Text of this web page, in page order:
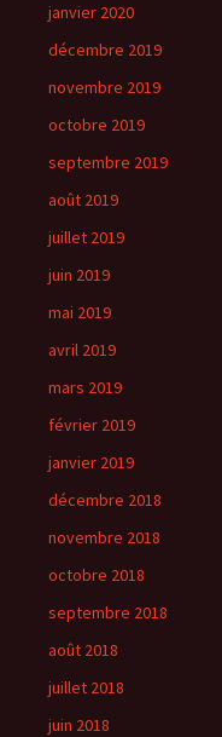
janvier 2020
décembre 2019
novembre 2019
octobre 2019
septembre 2019
août 2019
juillet 2019
juin 2019
mai 2019
avril 2019
mars 2019
février 2019
janvier 2019
décembre 2018
novembre 2018
octobre 2018
septembre 2018
août 2018
juillet 2018
juin 2018